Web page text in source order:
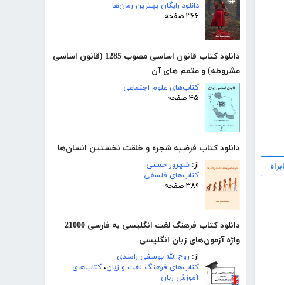
دانلود رایگان بهترین رمان‌ها
۳۶۶ صفحه
دانلود کتاب قانون اساسی مصوب 1285 (قانون اساسی
مشروطه) و متمم های آن
کتاب‌های علوم اجتماعی
۴۵ صفحه
دانلود کتاب فرضیه شجره و خلقت نخستین انسان‌ها
از: شهروز حسنی
کتاب‌های فلسفی
۳۸۹ صفحه
دانلود کتاب فرهنگ لغت انگلیسی به فارسی 21000
واژه آزمون‌های زبان انگلیسی
از: روح الله یوسفی رامندی
کتاب‌های فرهنگ لغت و زبان، کتاب‌های
آموزش زبان